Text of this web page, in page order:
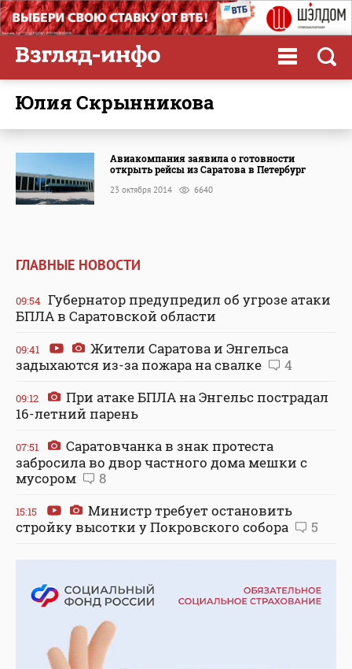
Юлия Скрынникова
Авиакомпания заявила о готовности
открыть рейсы из Саратова в Петербург
23 октября 2014 6640
ГЛАВНЫЕ НОВОСТИ
09:54 Губернатор предупредил об угрозе атаки
БПЛА в Саратовской области
09:41
Жители Саратова и Энгельса
задыхаются из-за пожара на свалке
4
09:12
При атаке БПЛА на Энгельс пострадал
16-летний парень
07:51
Саратовчанка в знак протеста
забросила во двор частного дома мешки с
мусором
8
15:15
Министр требует остановить
стройку высотки у Покровского собора
5